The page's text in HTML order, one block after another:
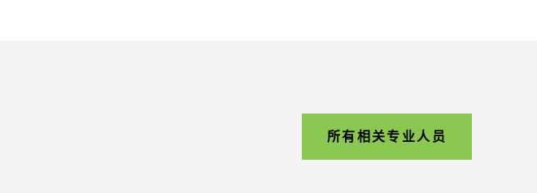
所有相关专业人员